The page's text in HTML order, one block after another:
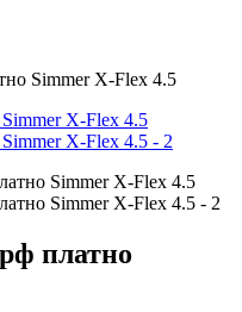
Simmer X-Flex 4.5
платно